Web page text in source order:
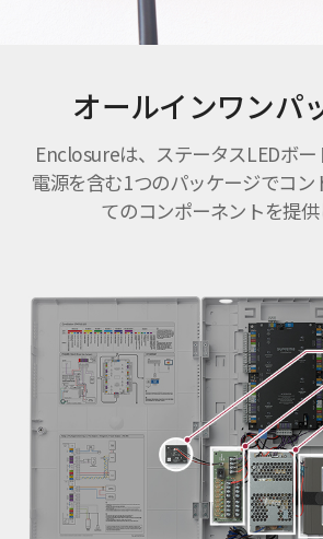
オールインワンパ
Enclosureは、ステータスLEDボー
電源を含む1つのパッケージでコン
てのコンポーネントを提供